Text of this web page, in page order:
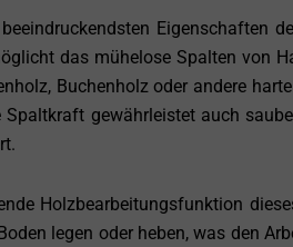
beeindruckendsten Eigenschaften
das mühelose Spalten von
Buchenholz oder andere
Spaltkraft gewährleistet auch
Holzbearbeitungsfunktion
legen oder heben, was den